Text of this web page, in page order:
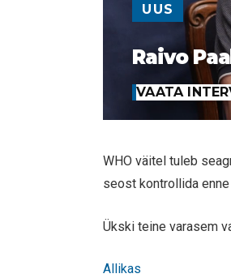
UUS
Raivo
VAATA
WHO väitel tuleb
seost kontrollida
Ükski teine varasem
Allikas